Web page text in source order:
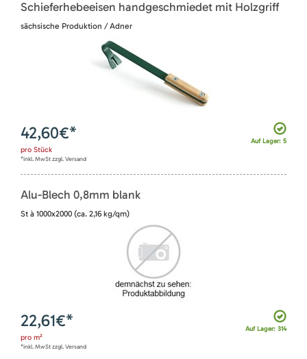
Schieferhebeeisen handgeschmiedet mit Holzgriff
sächsische Produktion / Adner
Auf Lager: 5
42,60€*
pro Stück
*inkl. MwSt zzgl. Versand
Alu-Blech 0,8mm blank
St à 1000x2000 (ca. 2,16 kg/qm)
Auf Lager: 314
22,61€*
pro m²
*inkl. MwSt zzgl. Versand